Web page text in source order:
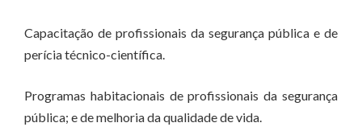
Capacitação de profissionais da segurança pública e de
perícia técnico-científica.
Programas habitacionais de profissionais da segurança
pública; e de melhoria da qualidade de vida.